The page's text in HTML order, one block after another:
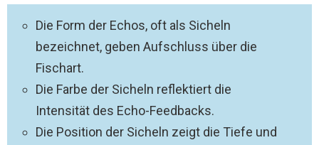
Die Form der Echos, oft als Sicheln
bezeichnet, geben Aufschluss über die
Fischart.
Die Farbe der Sicheln reflektiert die
Intensität des Echo-Feedbacks.
Die Position der Sicheln zeigt die Tiefe und